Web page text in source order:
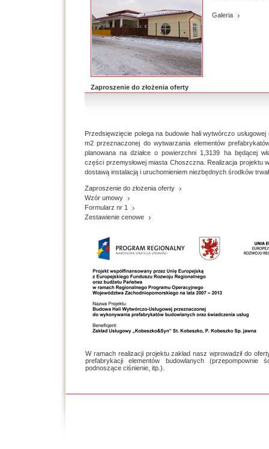
Galeria
Zaproszenie do złożenia oferty
Przedsięwzięcie polega na budowie hali wytwórczo
m2 przeznaczonej do wytwarzania elementów
planowana na działce o powierzchni 1,3139 ha będącej
części przemysłowej miasta Choszczna. Realizacja projektu
dostawą instalacją i uruchomieniem niezbędnych środków
Zaproszenie do złożenia oferty
Wzór umowy
Formularz nr 1
Zestawienie cenowe
W ramach realizacji projektu zakład nasz wprowadził do
prefabrykacji elementów budowlanych (przepompownie
podnoszące ciśnienie, itp.).